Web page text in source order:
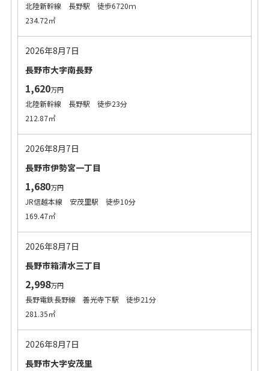
北陸新幹線 長野駅 徒歩6720ｍ
234.72㎡
2026年8月7日
長野市大字南長野
1,620万円
北陸新幹線 長野駅 徒歩23分
212.87㎡
2026年8月7日
長野市伊勢宮一丁目
1,680万円
JR信越本線 安茂里駅 徒歩10分
169.47㎡
2026年8月7日
長野市箱清水三丁目
2,998万円
長野電鉄長野線 善光寺下駅 徒歩21分
281.35㎡
2026年8月7日
長野市大字安茂里